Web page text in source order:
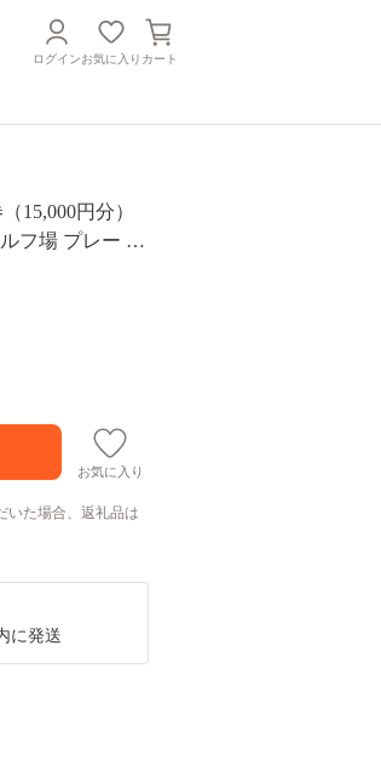
ログインお気に入り カート
15,000円分）
フ場 プレー チ
開催 クロスバ
】
お気に入り
いた場合、返礼品は
に発送